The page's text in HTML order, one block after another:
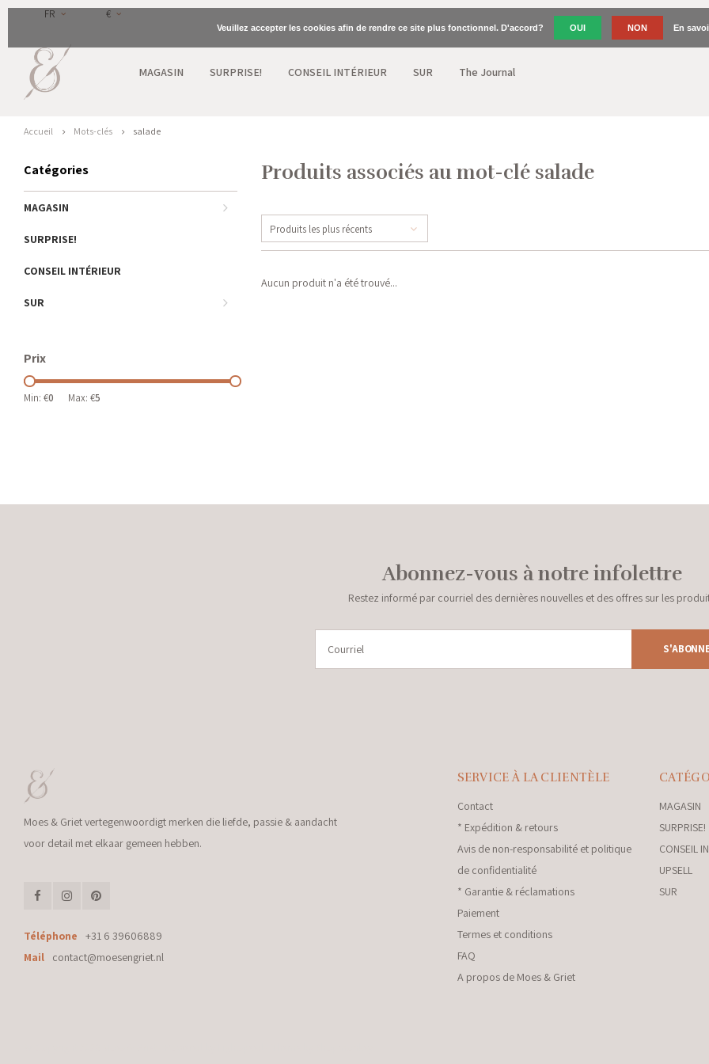
FR €
MAGASIN SURPRISE! CONSEIL INTÉRIEUR SUR The Journal
Accueil Mots-clés salade
Catégories
MAGASIN
SURPRISE!
CONSEIL INTÉRIEUR
SUR
Prix
Min: €0 Max: €5
Produits associés au mot-clé salade
Produits les plus récents
Aucun produit n'a été trouvé...
Abonnez-vous à notre infolettre
Restez informé par courriel des dernières nouvelles et des offres sur les
Moes & Griet vertegenwoordigt merken die liefde, passie & aandacht
voor detail met elkaar gemeen hebben.
Téléphone
+31 6 39606889
Mail
contact@moesengriet.nl
SERVICE À LA CLIENTÈLE
Contact
* Expédition & retours
Avis de non-responsabilité et politique
de confidentialité
* Garantie & réclamations
Paiement
Termes et conditions
FAQ
A propos de Moes & Griet
MAGASIN
SURPRISE!
CONSEIL
UPSELL
SUR
Veuillez accepter les cookies afin de rendre ce site plus fonctionnel. D'accord? OUI NON En